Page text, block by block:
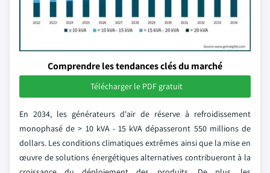
Comprendre les tendances clés du marché
Télécharger le PDF gratuit
En 2034, les générateurs d'air de réserve à refroidissement
monophasé de > 10 kVA - 15 kVA dépasseront 550 millions de
dollars. Les conditions climatiques extrêmes ainsi que la mise en
œuvre de solutions énergétiques alternatives contribueront à la